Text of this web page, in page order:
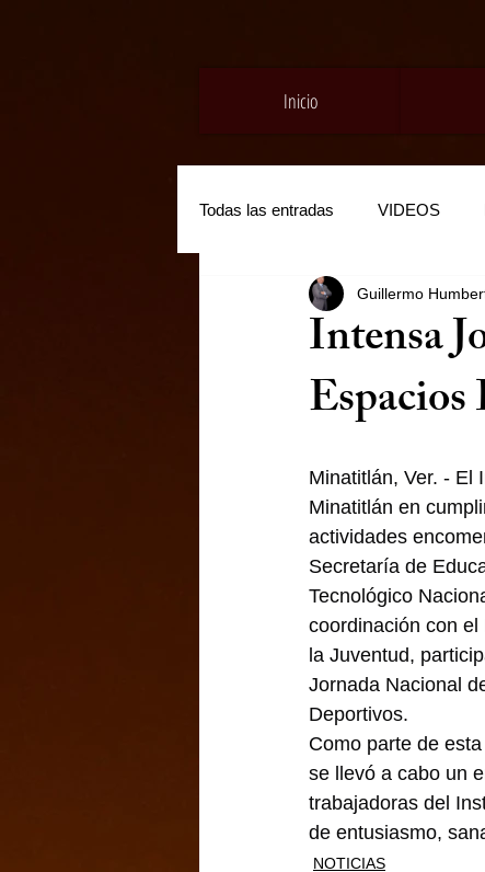
Inicio
Todas las entradas VIDEOS
Intensa
Guillermo
Minatitlán, Ver. - El
Minatitlán en
actividades
Secretaría de
Tecnológico
coordinación con
la Juventud,
Jornada Nacional
Deportivos.
Como parte de
se llevó a cabo un
trabajadoras del
de entusiasmo,
NOTICIAS